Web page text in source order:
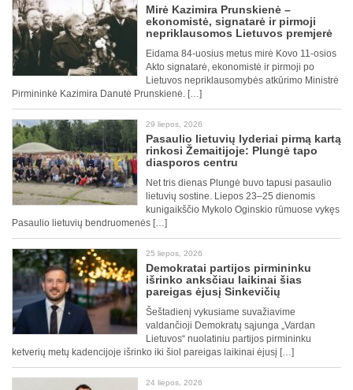
Mirė Kazimira Prunskienė –
ekonomistė, signatarė ir pirmoji
nepriklausomos Lietuvos premjerė
Eidama 84-uosius metus mirė Kovo 11-osios
Akto signatarė, ekonomistė ir pirmoji po
Lietuvos nepriklausomybės atkūrimo Ministrė
Pirmininkė Kazimira Danutė Prunskienė. […]
29 liepos, 2026
Pasaulio lietuvių lyderiai pirmą kartą
rinkosi Žemaitijoje: Plungė tapo
diasporos centru
Net tris dienas Plungė buvo tapusi pasaulio
lietuvių sostine. Liepos 23–25 dienomis
kunigaikščio Mykolo Oginskio rūmuose vykęs
Pasaulio lietuvių bendruomenės […]
25 liepos, 2026
Demokratai partijos pirmininku
išrinko anksčiau laikinai šias
pareigas ėjusį Sinkevičių
Šeštadienį vykusiame suvažiavime
valdančioji Demokratų sąjunga „Vardan
Lietuvos“ nuolatiniu partijos pirmininku
ketverių metų kadencijoje išrinko iki šiol pareigas laikinai ėjusį […]
24 liepos, 2026